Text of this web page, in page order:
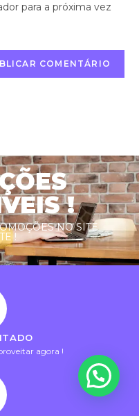
para a próxima vez
!
NO SITE
!
agora !